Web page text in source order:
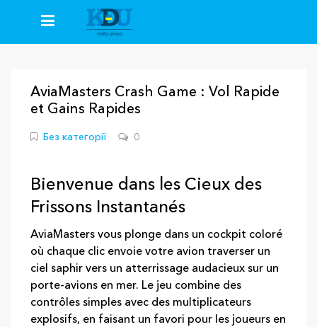
AviaMasters Crash Game : Vol Rapide
et Gains Rapides
Без категорії 0
Bienvenue dans les Cieux des
Frissons Instantanés
AviaMasters vous plonge dans un cockpit coloré
où chaque clic envoie votre avion traverser un
ciel saphir vers un atterrissage audacieux sur un
porte‑avions en mer. Le jeu combine des
contrôles simples avec des multiplicateurs
explosifs, en faisant un favori pour les joueurs en